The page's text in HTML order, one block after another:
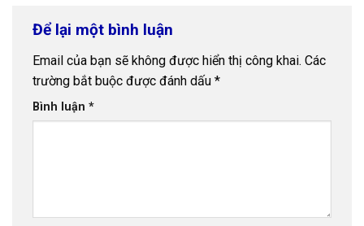
Để lại một bình luận
Email của bạn sẽ không được hiển thị công khai. Các
trường bắt buộc được đánh dấu *
Bình luận *